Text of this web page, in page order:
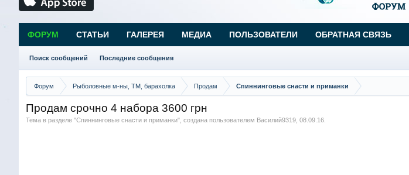
Форум Рыболовные м-ны, ТМ, барахолка Продам Спиннинговые снасти и приманки
Продам срочно 4 набора 3600 грн
Тема в разделе "Спиннинговые снасти и приманки", создана пользователем Василий9319, 08.09.16.
ФОРУМ
Поиск сообщений Последние сообщения
СТАТЬИ ГАЛЕРЕЯ МЕДИА ПОЛЬЗОВАТЕЛИ ОБРАТНАЯ СВЯЗЬ